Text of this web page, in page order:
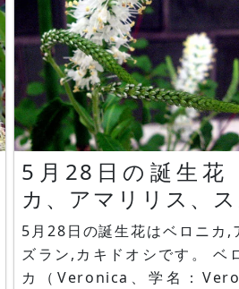
5月28日の誕生
カ、アマリリス、
カキドオシ
5月28日の誕生花はベロニカ,
ズラン,カキドオシです。 ベロニカ ベロニ
カ（Veronica、学名：